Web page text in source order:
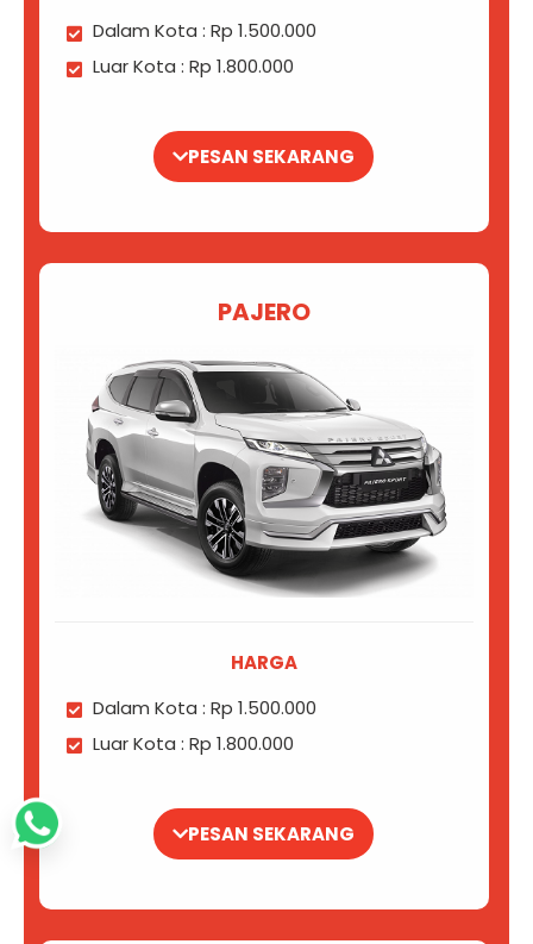
Dalam Kota : Rp 1.500.000
Luar Kota : Rp 1.800.000
PESAN SEKARANG
PAJERO
HARGA
Dalam Kota : Rp 1.500.000
Luar Kota : Rp 1.800.000
PESAN SEKARANG